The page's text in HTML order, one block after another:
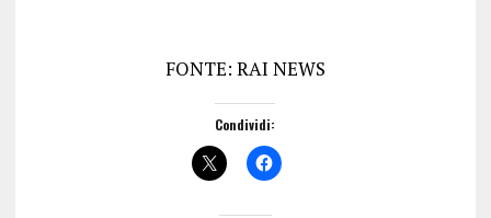
FONTE: RAI NEWS
Condividi: